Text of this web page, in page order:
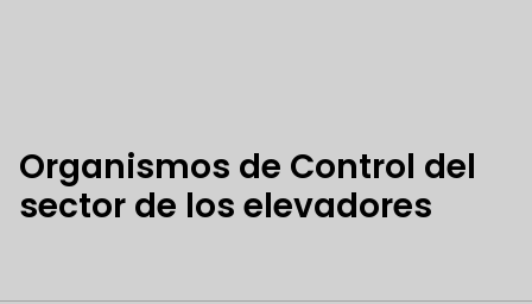
Organismos de Control del
sector de los elevadores